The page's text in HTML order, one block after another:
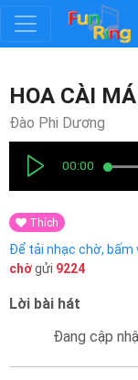
Đăng
ký
nhập
Thể
Loại
Nghệ
HOA CÀI
Đào Phi Dương
00:00
Thích
Để tải nhạc chờ, bấm
chờgửi 9224
Lời bài hát
Đang cập